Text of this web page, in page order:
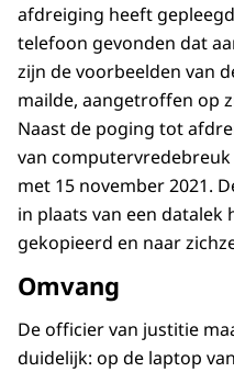
afdreiging heeft
telefoon gevonden dat
zijn de voorbeelden van
mailde, aangetroffen op
Naast de poging tot
van
met 15 november 2021.
in plaats van een datalek
gekopieerd en naar
Omvang
De officier van justitie
duidelijk: op de laptop